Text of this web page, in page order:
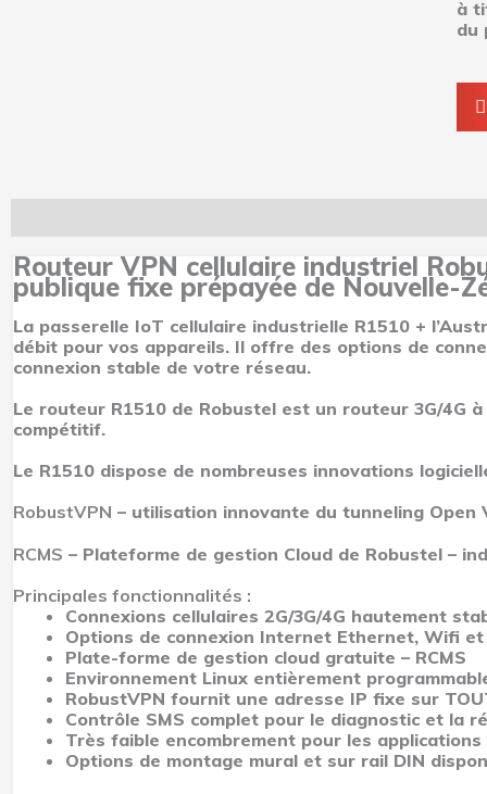
à
du
Routeur VPN cellulaire industriel
publique fixe prépayée de Nouvelle-
La passerelle IoT cellulaire industrielle R1510 +
débit pour vos appareils. Il offre des options de
connexion stable de votre réseau.
Le routeur R1510 de Robustel est un routeur 3G/4G
compétitif.
Le R1510 dispose de nombreuses innovations
RobustVPN – utilisation innovante du tunneling Open
RCMS – Plateforme de gestion Cloud de Robustel –
Principales fonctionnalités :
Connexions cellulaires 2G/3G/4G hautement
Options de connexion Internet Ethernet, Wifi
Plate-forme de gestion cloud gratuite – RCMS
Environnement Linux entièrement
RobustVPN fournit une adresse IP fixe sur
Contrôle SMS complet pour le diagnostic et la
Très faible encombrement pour les applications
Options de montage mural et sur rail DIN